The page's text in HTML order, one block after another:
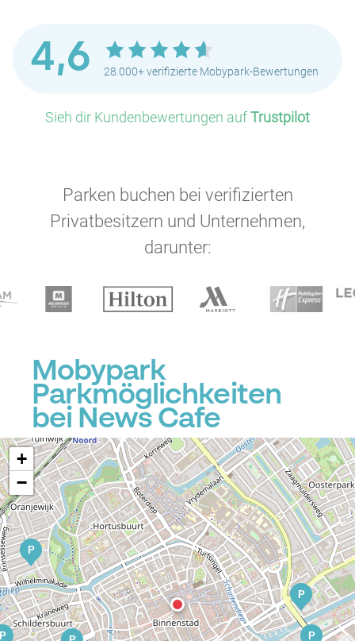
4,6 28.000+ verifizierte Mobypark-Bewertungen
Sieh dir Kundenbewertungen aufTrustpilot
Parken buchen bei verifizierten
Privatbesitzern und Unternehmen,
darunter:
Mobypark
Parkmöglichkeiten
bei News Cafe
P
P
P
+
−